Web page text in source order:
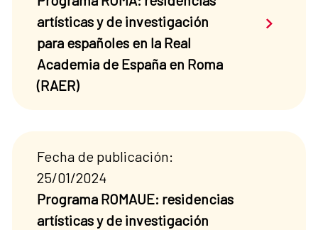
artísticas y de investigación
para españoles en la Real
Academia de España en Roma
(RAER)
Saber
Fecha de publicación:
25/01/2024
Programa ROMAUE: residencias
artísticas y de investigación